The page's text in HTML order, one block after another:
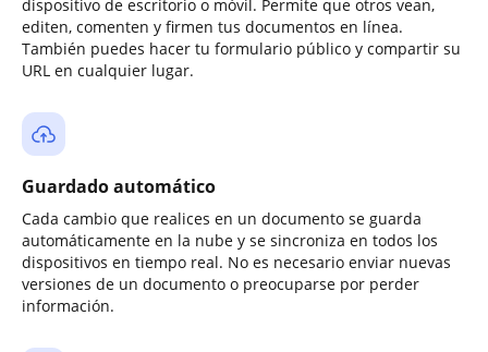
dispositivo de escritorio o móvil. Permite que otros vean,
editen, comenten y firmen tus documentos en línea.
También puedes hacer tu formulario público y compartir su
URL en cualquier lugar.
Guardado automático
Cada cambio que realices en un documento se guarda
automáticamente en la nube y se sincroniza en todos los
dispositivos en tiempo real. No es necesario enviar nuevas
versiones de un documento o preocuparse por perder
información.